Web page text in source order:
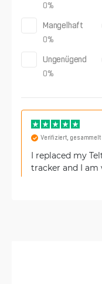
0%
Mangelhaft
0%
Ungenügend
0%
Verifiziert, gesammelt
I replaced my
tracker and I am